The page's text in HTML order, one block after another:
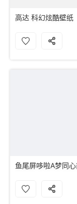
高达 科幻炫酷壁纸
鱼尾屏哆啦A梦同